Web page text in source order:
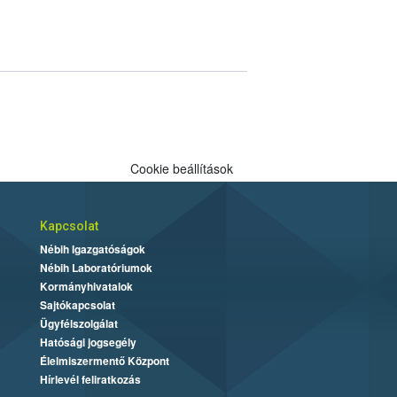
Cookie beállítások
Kapcsolat
Nébih Igazgatóságok
Nébih Laboratóriumok
Kormányhivatalok
Sajtókapcsolat
Ügyfélszolgálat
Hatósági jogsegély
Élelmiszermentő Központ
Hírlevél feliratkozás